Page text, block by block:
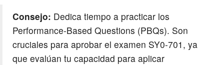
Consejo: Dedica tiempo a practicar los
Performance-Based Questions (PBQs). Son
cruciales para aprobar el examen SY0-701, ya
que evalúan tu capacidad para aplicar